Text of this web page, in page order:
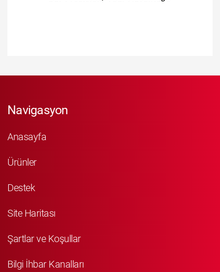
Navigasyon
Anasayfa
Ürünler
Destek
Site Haritası
Şartlar ve Koşullar
Bilgi İhbar Kanalları